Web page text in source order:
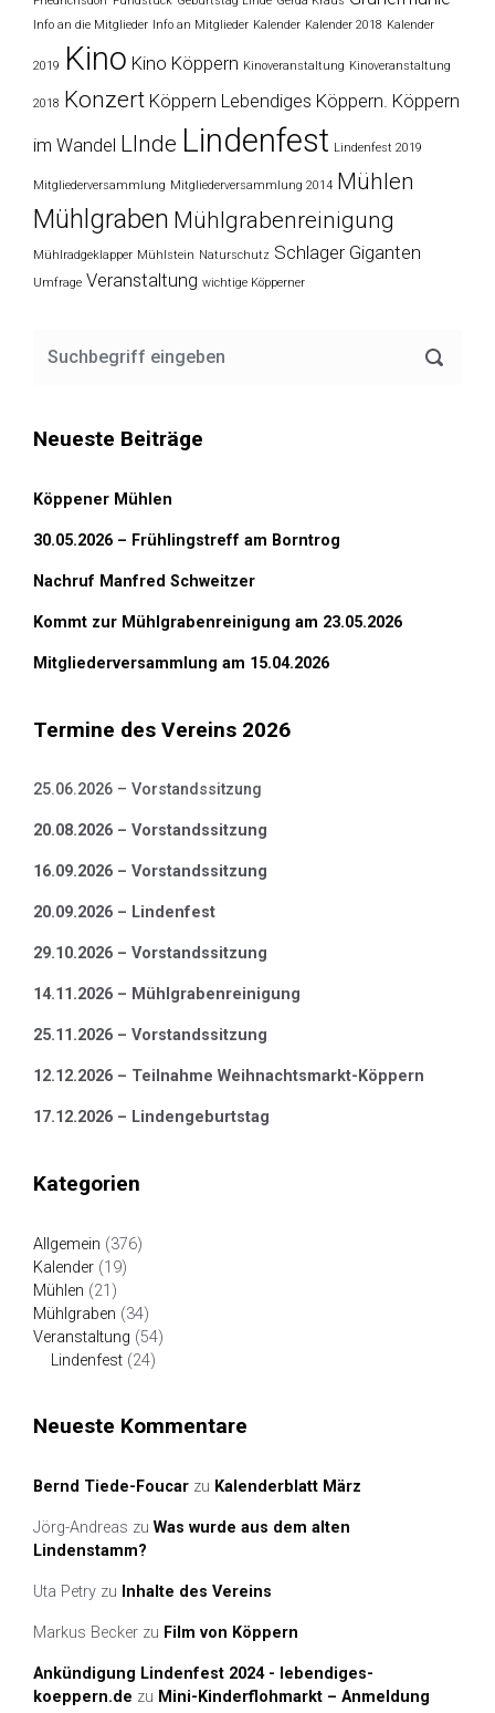
Info an die Mitglieder Info an Mitglieder Kalender Kalender 2018 Kalender
2019 Kino Kino Köppern Kinoveranstaltung Kinoveranstaltung
2018 Konzert Köppern Lebendiges Köppern. Köppern
im Wandel LInde Lindenfest Lindenfest 2019
Mitgliederversammlung Mitgliederversammlung 2014 Mühlen
Mühlgraben Mühlgrabenreinigung
Mühlradgeklapper Mühlstein Naturschutz Schlager Giganten
Umfrage Veranstaltung wichtige Köpperner
Neueste Beiträge
Köppener Mühlen
30.05.2026 – Frühlingstreff am Borntrog
Nachruf Manfred Schweitzer
Kommt zur Mühlgrabenreinigung am 23.05.2026
Mitgliederversammlung am 15.04.2026
Termine des Vereins 2026
25.06.2026 – Vorstandssitzung
20.08.2026 – Vorstandssitzung
16.09.2026 – Vorstandssitzung
20.09.2026 – Lindenfest
29.10.2026 – Vorstandssitzung
14.11.2026 – Mühlgrabenreinigung
25.11.2026 – Vorstandssitzung
12.12.2026 – Teilnahme Weihnachtsmarkt-Köppern
17.12.2026 – Lindengeburtstag
Kategorien
Allgemein (376)
Kalender (19)
Mühlen (21)
Mühlgraben (34)
Veranstaltung (54)
Lindenfest (24)
Neueste Kommentare
Bernd Tiede-Foucar zu Kalenderblatt März
Jörg-Andreas zu Was wurde aus dem alten
Lindenstamm?
Uta Petry zu Inhalte des Vereins
Markus Becker zu Film von Köppern
Ankündigung Lindenfest 2024 - lebendiges-
koeppern.de zu Mini-Kinderflohmarkt – Anmeldung